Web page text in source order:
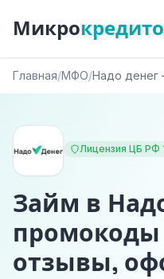
Микрокредито
Главная/МФО/Надо
Лицензия ЦБ РФ
Займ в
промокоды
отзывы,